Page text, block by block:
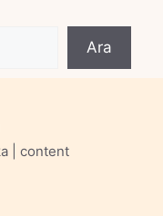
Ara
| content